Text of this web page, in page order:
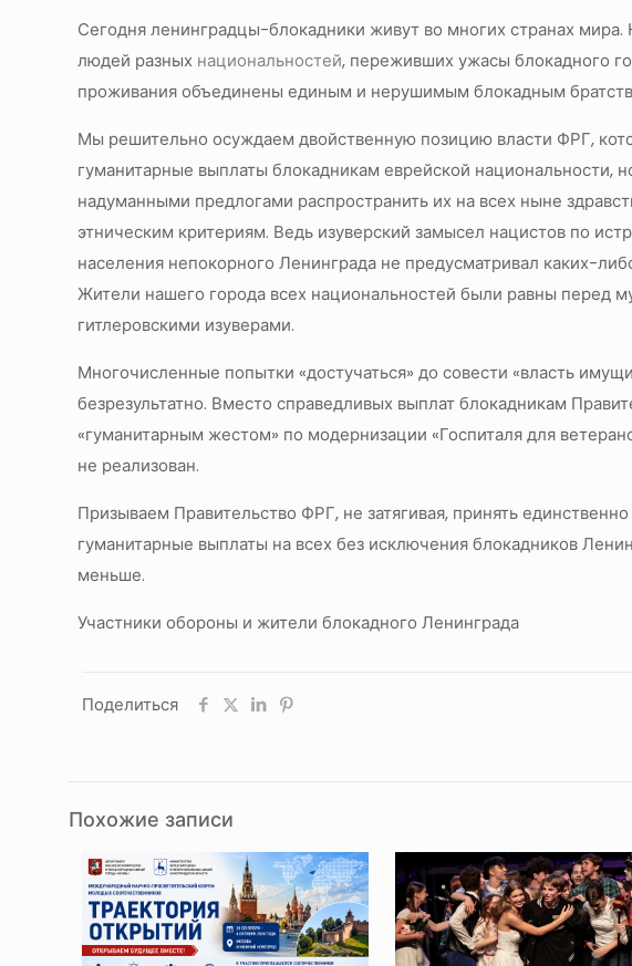
Сегодня ленинградцы-блокадники живут во многих странах
людей разных национальностей, переживших ужасы блокадного
проживания объединены единым и нерушимым блокадным
Мы решительно осуждаем двойственную позицию власти ФРГ,
гуманитарные выплаты блокадникам еврейской национальности,
надуманными предлогами распространить их на всех ныне
этническим критериям. Ведь изуверский замысел нацистов по
населения непокорного Ленинграда не предусматривал каких-
Жители нашего города всех национальностей были равны перед
гитлеровскими изуверами.
Многочисленные попытки «достучаться» до совести «власть
безрезультатно. Вместо справедливых выплат блокадникам
«гуманитарным жестом» по модернизации «Госпиталя для
не реализован.
Призываем Правительство ФРГ, не затягивая, принять
гуманитарные выплаты на всех без исключения блокадников
меньше.
Участники обороны и жители блокадного Ленинграда
Поделиться
Похожие записи